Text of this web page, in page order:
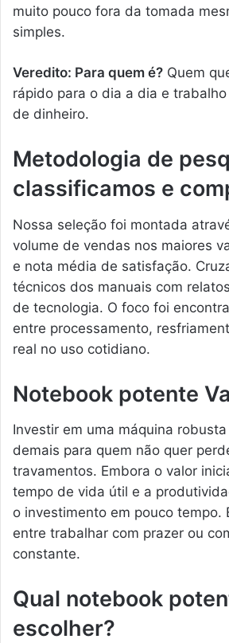
muito pouco fora da tomada
simples.
Veredito: Para quem é? Quem
rápido para o dia a dia e
de dinheiro.
Metodologia de
classificamos e
Nossa seleção foi montada
volume de vendas nos maiores
e nota média de satisfação.
técnicos dos manuais com
de tecnologia. O foco foi
entre processamento,
real no uso cotidiano.
Notebook potente
Investir em uma máquina
demais para quem não quer
travamentos. Embora o valor
tempo de vida útil e a
o investimento em pouco tempo.
entre trabalhar com prazer ou
constante.
Qual notebook
escolher?